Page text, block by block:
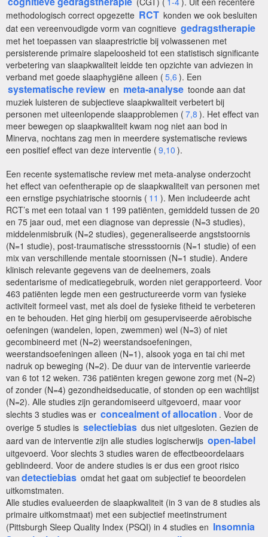
methodologisch correct opgezette RCT konden we ook besluiten
dat een vereenvoudigde vorm van cognitieve gedragstherapie
met het toepassen van slaaprestrictie bij volwassenen met
persisterende primaire slapeloosheid tot een statistisch significante
verbetering van slaapkwaliteit leidde ten opzichte van adviezen in
verband met goede slaaphygiëne alleen ( 5,6 ). Een
systematische review en meta-analyse toonde aan dat
muziek luisteren de subjectieve slaapkwaliteit verbetert bij
personen met uiteenlopende slaapproblemen ( 7,8 ). Het effect van
meer bewegen op slaapkwaliteit kwam nog niet aan bod in
Minerva, nochtans zag men in meerdere systematische reviews
een positief effect van deze interventie ( 9,10 ).
Een recente systematische review met meta-analyse onderzocht
het effect van oefentherapie op de slaapkwaliteit van personen met
een ernstige psychiatrische stoornis ( 11 ). Men includeerde acht
RCT’s met een totaal van 1 199 patiënten, gemiddeld tussen de 20
en 75 jaar oud, met een diagnose van depressie (N=3 studies),
middelenmisbruik (N=2 studies), gegeneraliseerde angststoornis
(N=1 studie), post-traumatische stressstoornis (N=1 studie) of een
mix van verschillende mentale stoornissen (N=1 studie). Andere
klinisch relevante gegevens van de deelnemers, zoals
sedentarisme of medicatiegebruik, worden niet gerapporteerd. Voor
463 patiënten legde men een gestructureerde vorm van fysieke
activiteit formeel vast, met als doel de fysieke fitheid te verbeteren
en te behouden. Het ging hierbij om gesuperviseerde aërobische
oefeningen (wandelen, lopen, zwemmen) wel (N=3) of niet
gecombineerd met (N=2) weerstandsoefeningen,
weerstandsoefeningen alleen (N=1), alsook yoga en tai chi met
nadruk op beweging (N=2). De duur van de interventie varieerde
van 6 tot 12 weken. 736 patiënten kregen gewone zorg met (N=2)
of zonder (N=4) gezondheidseducatie, of stonden op een wachtlijst
(N=2). Alle studies zijn gerandomiseerd uitgevoerd, maar voor
slechts 3 studies was er concealment of allocation . Voor de
overige 5 studies is selectiebias dus niet uitgesloten. Gezien de
aard van de interventie zijn alle studies logischerwijs open-label
uitgevoerd. Voor slechts 3 studies waren de effectbeoordelaars
geblindeerd. Voor de andere studies is er dus een groot risico
van detectiebias omdat het gaat om subjectief te beoordelen
uitkomstmaten.
Alle studies evalueerden de slaapkwaliteit (in 3 van de 8 studies als
primaire uitkomstmaat) met een subjectief meetinstrument
(Pittsburgh Sleep Quality Index (PSQI) in 4 studies en Insomnia